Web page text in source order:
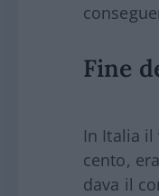
Fine
In Italia il
cento,
dava il